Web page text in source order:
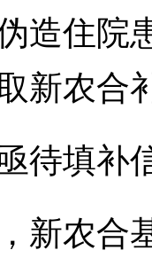
造住院
新农合
填补
农合基